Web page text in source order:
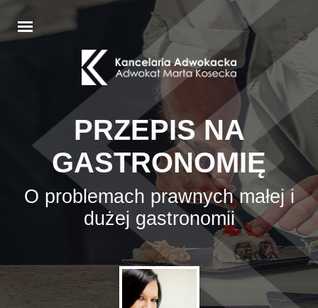
PRZEPIS NA
GASTRONOMIĘ
O problemach prawnych małej i
dużej gastronomii